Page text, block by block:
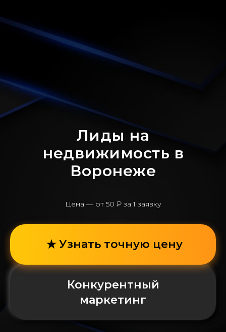
Лиды на
недвижимость в
Воронеже
Цена — от 50 ₽ за 1 заявку
Узнать точную цену
Конкурентный
маркетинг